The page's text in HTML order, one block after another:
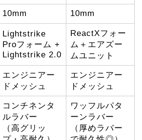
10mm 10mm
Lightstrike
Proフォーム +
Lightstrike 2.0
ReactXフォー
ム＋エアズー
ムユニット
エンジニアー
ドメッシュ
エンジニアー
ドメッシュ
コンチネンタ
ルラバー
（高グリッ
ワッフルパタ
ーンラバー
（厚めラバー